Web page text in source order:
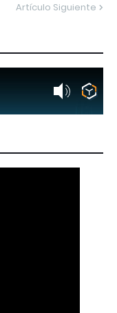
Artículo Siguiente